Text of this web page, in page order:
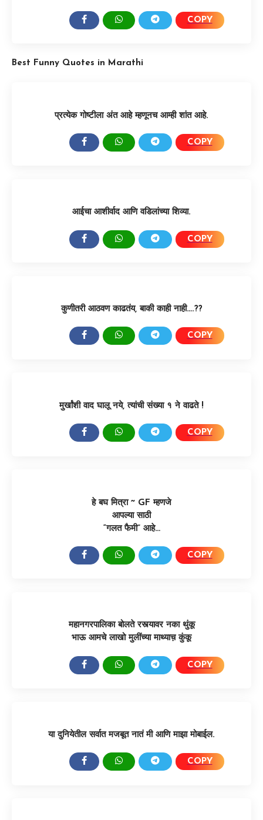
COPY
Best Funny Quotes in Marathi
प्रत्येक गोष्टीला अंत आहे म्हणूनच आम्ही शांत आहे.
COPY
आईचा आशीर्वाद आणि वडिलांच्या शिव्या.
COPY
कुणीतरी आठवण काढतंय, बाकी काही नाही….??
COPY
मुर्खांशी वाद घालू नये, त्यांची संख्या १ ने वाढते !
COPY
हे बघ मित्रा ~ GF म्हणजे
आपल्या साठी
“गलत फैमी” आहे…
COPY
महानगरपालिका बोलते रस्त्यावर नका थुंकू
भाऊ आमचे लाखो मुलींच्या माथ्याच़ कुंकू
COPY
या दुनियेतील सर्वात मजबूत नातं मी आणि माझा मोबाईल.
COPY